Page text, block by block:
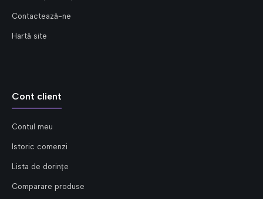
Contactează-ne
Hartă site
Cont client
Contul meu
Istoric comenzi
Lista de dorințe
Comparare produse